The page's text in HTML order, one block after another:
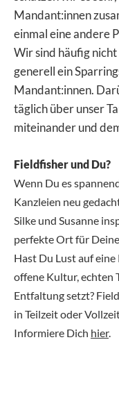
Mandant:innen
einmal eine andere
Wir sind häufig
generell ein
Mandant:innen.
täglich über unser
miteinander und
Fieldfisher und Du?
Wenn Du es
Kanzleien neu
Silke und Susanne
perfekte Ort für
Hast Du Lust auf eine
offene Kultur, echten
Entfaltung setzt?
in Teilzeit oder
Informiere Dich hier.